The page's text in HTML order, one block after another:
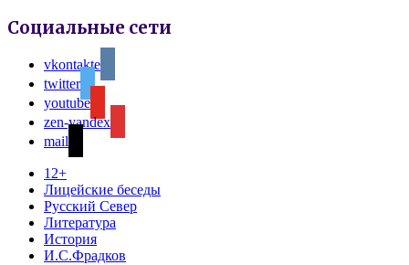
Социальные сети
vkontakte
twitter
youtube
zen-yandex
mail
12+
Лицейские беседы
Русский Север
Литература
История
И.С.Фрадков